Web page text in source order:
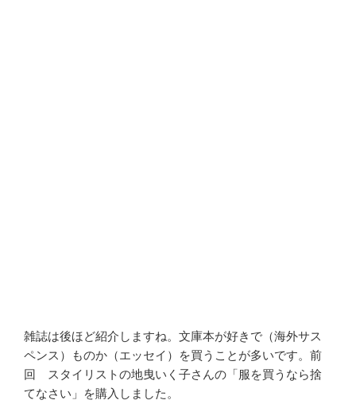
雑誌は後ほど紹介しますね。文庫本が好きで（海外サス
ペンス）ものか（エッセイ）を買うことが多いです。前
回 スタイリストの地曳いく子さんの「服を買うなら捨
てなさい」を購入しました。